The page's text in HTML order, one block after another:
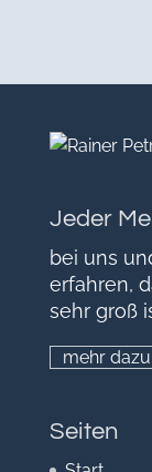
Jeder
bei uns
erfahren,
sehr groß
mehr dazu
Seiten